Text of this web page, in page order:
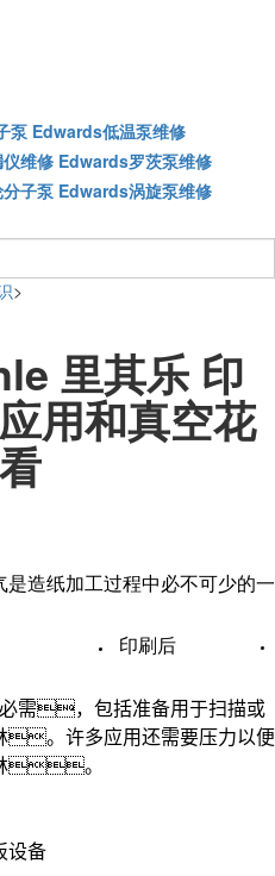
泵 Edwards低温泵维修
维修 Edwards罗茨泵维修
子泵 Edwards涡旋泵维修
>
里其乐 印
用和真空花
是造纸加工过程中必不可少的一
印刷后
需，包括准备用于扫描或
。许多应用还需要压力以便
林。
设备